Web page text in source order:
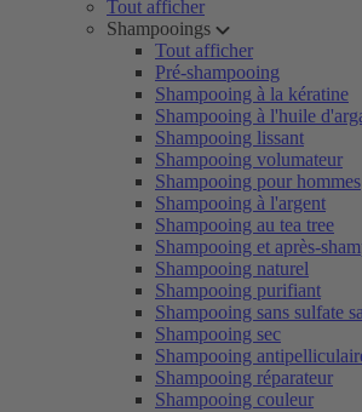
Tout afficher
Shampooings
Tout afficher
Pré-shampooing
Shampooing à la kératine
Shampooing à l'huile
Shampooing lissant
Shampooing volumateur
Shampooing pour hommes
Shampooing à l'argent
Shampooing au tea tree
Shampooing et après-
Shampooing naturel
Shampooing purifiant
Shampooing sans sulfate
Shampooing sec
Shampooing
Shampooing réparateur
Shampooing couleur